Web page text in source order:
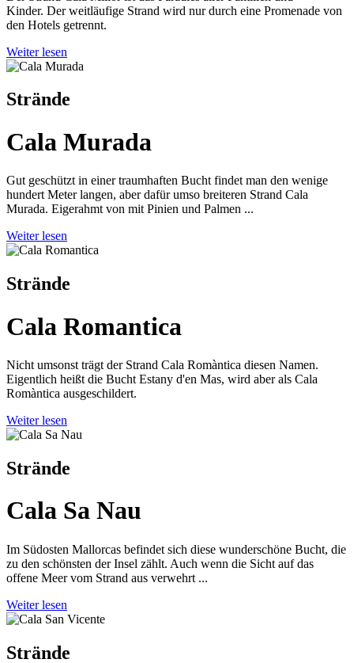
Kinder. Der weitläufige Strand wird nur durch eine Promenade von
den Hotels getrennt.
Weiter lesen
Strände
Cala Murada
Gut geschützt in einer traumhaften Bucht findet man den wenige
hundert Meter langen, aber dafür umso breiteren Strand Cala
Murada. Eigerahmt von mit Pinien und Palmen ...
Weiter lesen
Strände
Cala Romantica
Nicht umsonst trägt der Strand Cala Romàntica diesen Namen.
Eigentlich heißt die Bucht Estany d'en Mas, wird aber als Cala
Romàntica ausgeschildert.
Weiter lesen
Strände
Cala Sa Nau
Im Südosten Mallorcas befindet sich diese wunderschöne Bucht, die
zu den schönsten der Insel zählt. Auch wenn die Sicht auf das
offene Meer vom Strand aus verwehrt ...
Weiter lesen
Strände